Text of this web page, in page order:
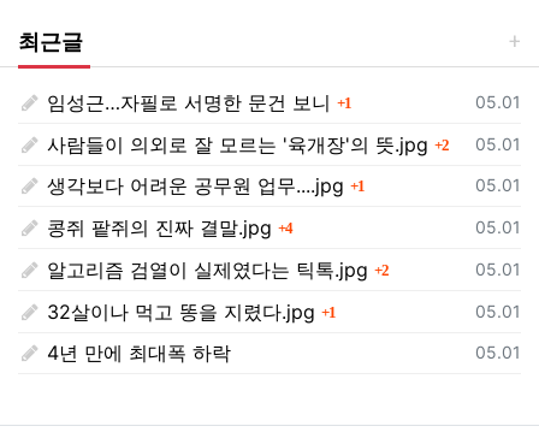
최근글
등록일
05.01
임성근…자필로 서명한 문건 보니 1
등록일
05.01
사람들이 의외로 잘 모르는 '육개장'의 뜻.jpg 2댓글
등록일
05.01
생각보다 어려운 공무원 업무....jpg 1
등록일
05.01
콩쥐 팥쥐의 진짜 결말.jpg 4댓글
등록일
05.01
알고리즘 검열이 실제였다는 틱톡.jpg 2댓글
등록일
05.01
32살이나 먹고 똥을 지렸다.jpg 1
등록일
05.01
4년 만에 최대폭 하락